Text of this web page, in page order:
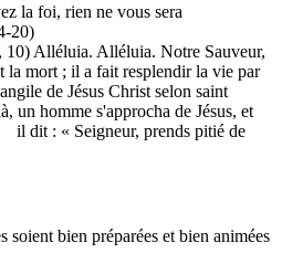
la foi, rien ne vous sera
20)
Alléluia. Alléluia. Notre Sauveur,
la mort ; il a fait resplendir la vie par
de Jésus Christ selon saint
un homme s'approcha de Jésus, et
il dit : « Seigneur, prends pitié de
soient bien préparées et bien animées